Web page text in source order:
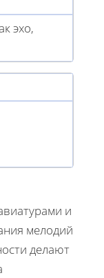
эхо,
и
мелодий
делают